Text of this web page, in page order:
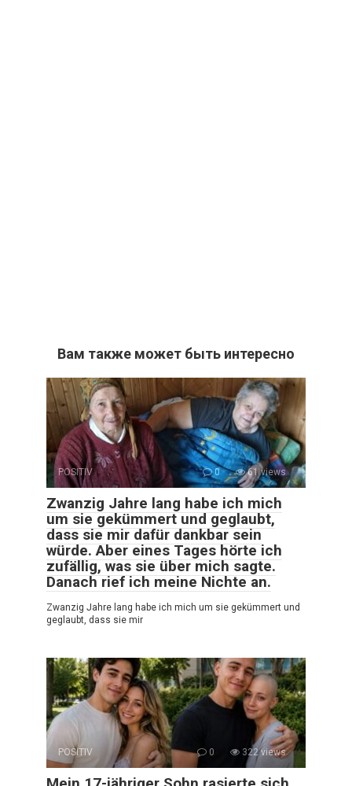
Вам также может быть интересно
POSITIV 0 61 views
Zwanzig Jahre lang habe ich mich
um sie gekümmert und geglaubt,
dass sie mir dafür dankbar sein
würde. Aber eines Tages hörte ich
zufällig, was sie über mich sagte.
Danach rief ich meine Nichte an.
Zwanzig Jahre lang habe ich mich um sie gekümmert und
geglaubt, dass sie mir
POSITIV 0 322 views